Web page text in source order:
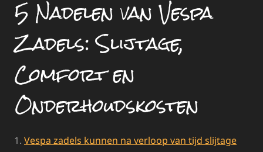
5 Nadelen van Vespa
Zadels: Slijtage,
Comfort en
Onderhoudskosten
Vespa zadels kunnen na verloop van tijd slijtage